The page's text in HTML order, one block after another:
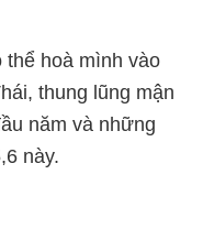
hoà mình vào
thung lũng mận
năm và những
này.